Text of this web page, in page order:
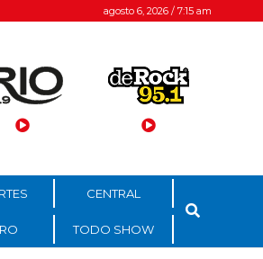
agosto 6, 2026 / 7:15 am
CENTRAL
TODO SHOW